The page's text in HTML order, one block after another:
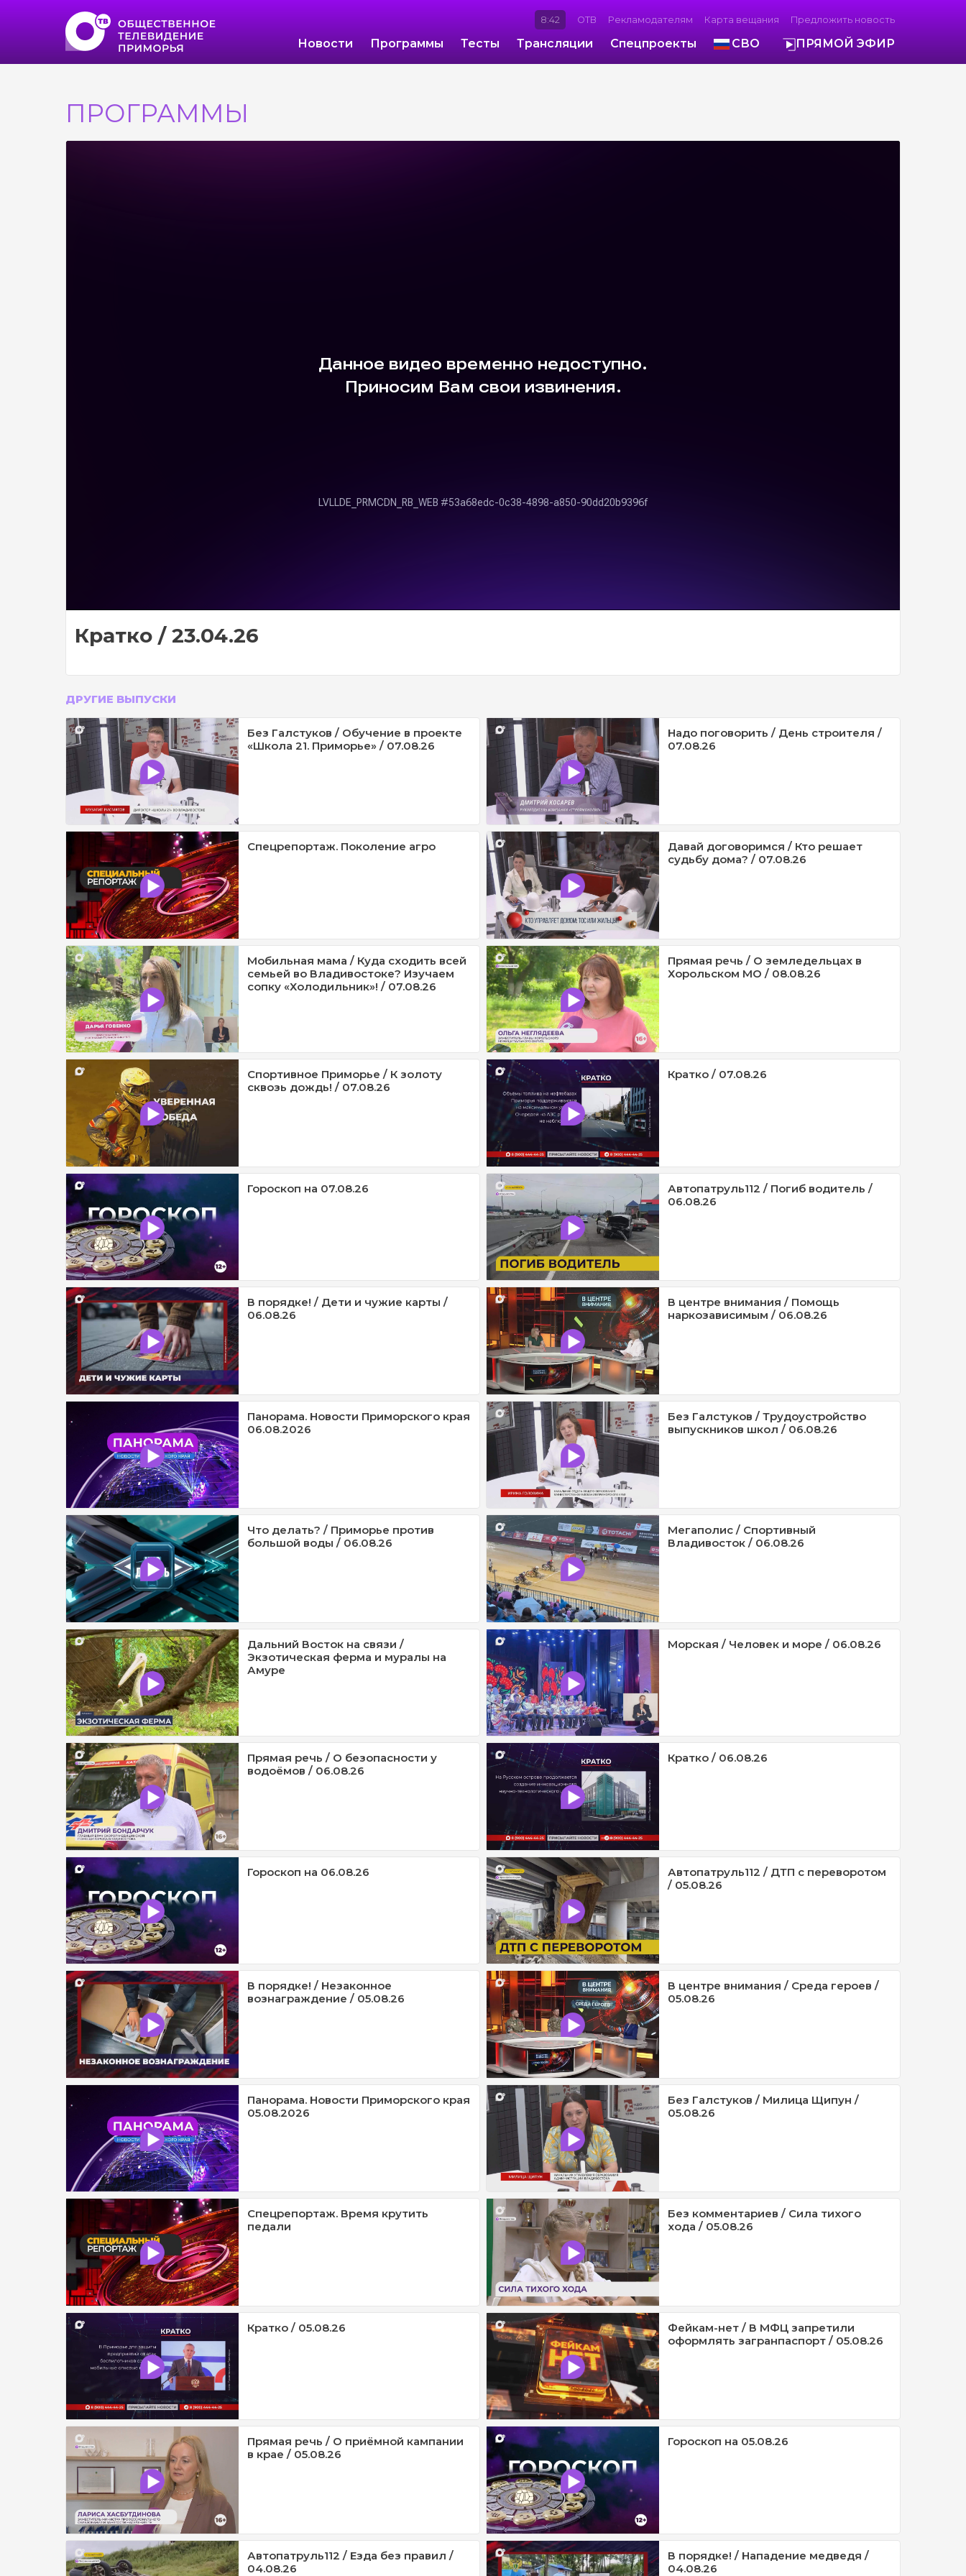
8:42 ОТВ Рекламодателям Карта вещания Предложить новость
Новости Программы Тесты Трансляции Спецпроекты СВО ПРЯМОЙ ЭФИР
ПРОГРАММЫ
Кратко / 23.04.26
ДРУГИЕ ВЫПУСКИ
Без Галстуков / Обучение в проекте
«Школа 21. Приморье» / 07.08.26
Надо поговорить / День строителя /
07.08.26
Спецрепортаж. Поколение агро
Давай договоримся / Кто решает
судьбу дома? / 07.08.26
Мобильная мама / Куда сходить всей
семьей во Владивостоке? Изучаем
сопку «Холодильник»! / 07.08.26
Прямая речь / О земледельцах в
Хорольском МО / 08.08.26
Спортивное Приморье / К золоту
сквозь дождь! / 07.08.26
Кратко / 07.08.26
Гороскоп на 07.08.26
Автопатруль112 / Погиб водитель /
06.08.26
В порядке! / Дети и чужие карты /
06.08.26
В центре внимания / Помощь
наркозависимым / 06.08.26
Панорама. Новости Приморского края
06.08.2026
Без Галстуков / Трудоустройство
выпускников школ / 06.08.26
Что делать? / Приморье против
большой воды / 06.08.26
Мегаполис / Спортивный
Владивосток / 06.08.26
Дальний Восток на связи /
Экзотическая ферма и муралы на
Амуре
Морская / Человек и море / 06.08.26
Прямая речь / О безопасности у
водоёмов / 06.08.26
Кратко / 06.08.26
Гороскоп на 06.08.26
Автопатруль112 / ДТП с переворотом
/ 05.08.26
В порядке! / Незаконное
вознаграждение / 05.08.26
В центре внимания / Среда героев /
05.08.26
Панорама. Новости Приморского края
05.08.2026
Без Галстуков / Милица Щипун /
05.08.26
Спецрепортаж. Время крутить
педали
Без комментариев / Сила тихого
хода / 05.08.26
Кратко / 05.08.26
Фейкам-нет / В МФЦ запретили
оформлять загранпаспорт / 05.08.26
Прямая речь / О приёмной кампании
в крае / 05.08.26
Гороскоп на 05.08.26
Автопатруль112 / Езда без правил /
04.08.26
В порядке! / Нападение медведя /
04.08.26